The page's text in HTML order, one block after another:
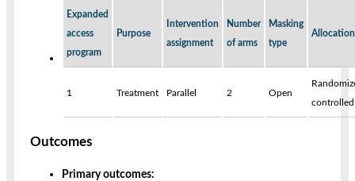
Expanded
access
program
Purpose
Intervention
assignment
Number
of arms
Masking
type
Allocation
1 Treatment Parallel 2 Open
controlled
Outcomes
Primary outcomes: